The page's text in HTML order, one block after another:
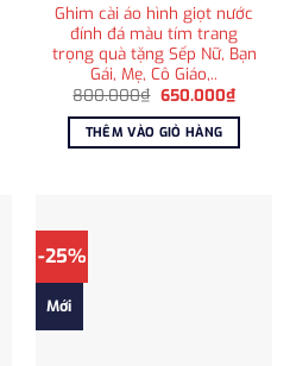
Ghim cài áo hình giọt nước
đính đá màu tím trang
trọng quà tặng Sếp Nữ, Bạn
Gái, Mẹ, Cô Giáo,..
800.000₫ Giá
là:
800.000₫.
650.000₫Giá
tại
THÊM VÀO GIỎ HÀNG
-25%
Mới